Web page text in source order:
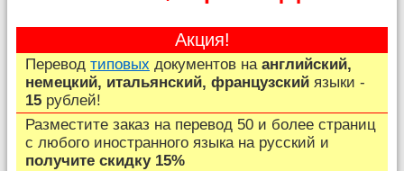
Акция!
Перевод типовых документов на английский,
немецкий, итальянский, французский языки -
15 рублей!
Разместите заказ на перевод 50 и более страниц
c любого иностранного языка на русский и
получите скидку 15%